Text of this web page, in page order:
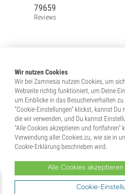
Wir nutzen Cookies
Wir bei Zamnesia nutzen Cookies, um
Webseite richtig funktioniert, um Deine
um Einblicke in das Besucherverhalten
"Cookie-Einstellungen" klickst, kannst Du
die wir verwenden, und Du kannst
"Alle Cookies akzeptieren und fortfahren"
Verwendung aller Cookies zu, wie sie in
Cookie-Erklärung beschrieben wird.
Alle Cookies
Cookie-
79659
Reviews
* Samen werden als Souvenirs verkauft. In vielen Ländern
Dir der dort geltenden Gesetze bewusst bist. Du
gegenüber Zamnesia, falls Du gegen